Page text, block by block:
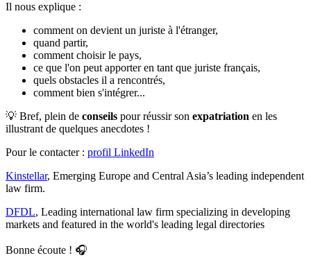
Il nous explique :
comment on devient un juriste à l'étranger,
quand partir,
comment choisir le pays,
ce que l'on peut apporter en tant que juriste français,
quels obstacles il a rencontrés,
comment bien s'intégrer...
💡 Bref, plein de conseils pour réussir son expatriation en les
illustrant de quelques anecdotes !
Pour le contacter : profil LinkedIn
Kinstellar, Emerging Europe and Central Asia’s leading independent
law firm.
DFDL, Leading international law firm specializing in developing
markets and featured in the world's leading legal directories
Bonne écoute ! 🎧